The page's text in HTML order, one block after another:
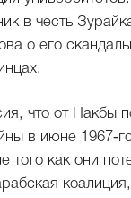
в честь
о его
что от Накбы
в июне
того как они